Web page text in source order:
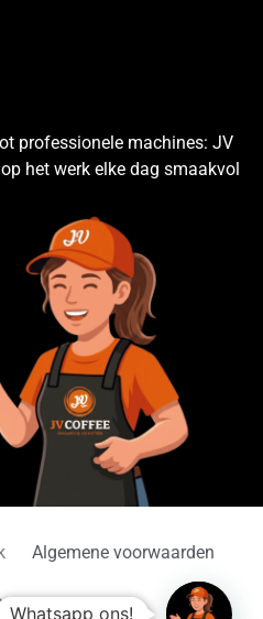
professionele machines: JV
het werk elke dag smaakvol
Algemene voorwaarden
Whatsapp ons!